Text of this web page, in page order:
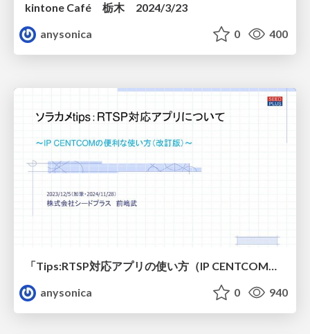
kintone Café 栃木 2024/3/23
anysonica
0 400
anysonica
0 940